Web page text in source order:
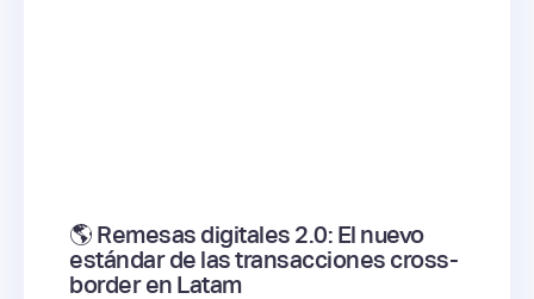
🌎 Remesas digitales 2.0: El nuevo
estándar de las transacciones cross-
border en Latam